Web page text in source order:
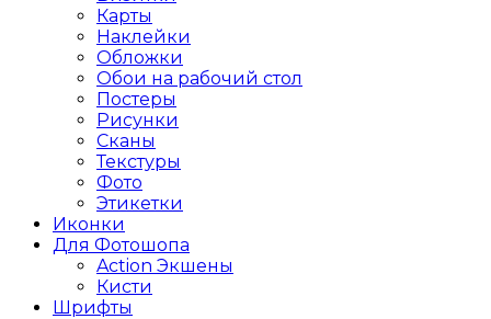
Карты
Наклейки
Обложки
Обои на рабочий стол
Постеры
Рисунки
Сканы
Текстуры
Фото
Этикетки
Иконки
Для Фотошопа
Action Экшены
Кисти
Шрифты